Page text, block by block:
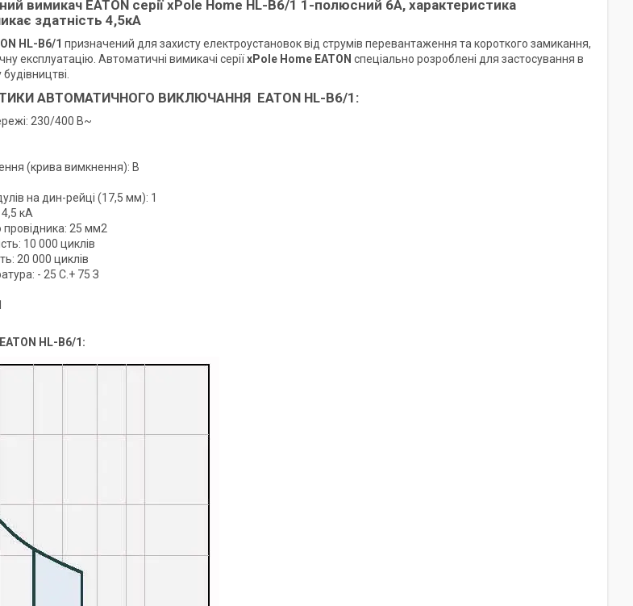
вимикач EATON серіїxPole Home HL-B6/1 1-полюсний 6А, характеристика
здатність 4,5кА
HL-B6/1 призначений для захисту електроустановок від струмів перевантаження та короткого замикання,
експлуатацію. Автоматичні вимикачі серіїxPole Home EATON спеціально розроблені для застосування в
АВТОМАТИЧНОГО ВИКЛЮЧАННЯ EATON HL-B6/1:
230/400 В~
(крива вимкнення): B
на дин-рейці (17,5 мм): 1
кА
провідника: 25 мм2
10 000 циклів
20 000 циклів
- 25 С.+ 75 З
EATON HL-B6/1: